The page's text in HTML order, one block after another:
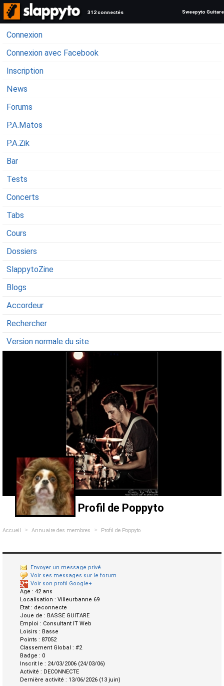
312 connectés Sweepyto Guitare
Connexion
Connexion avec Facebook
Inscription
News
Forums
P.A.Matos
P.A.Zik
Bar
Tests
Concerts
Tabs
Cours
Dossiers
SlappytoZine
Blogs
Accordeur
Rechercher
Version normale du site
Profil de Poppyto
Accueil > Annuaire des membres > Profil de Poppyto
Envoyer un message privé
Voir ses messages sur le forum
Voir son profil Google+
Age : 42 ans
Localisation : Villeurbanne 69
Etat : deconnecte
Joue de : BASSE GUITARE
Emploi : Consultant IT Web
Loisirs : Basse
Points : 87052
Classement Global : #2
Badge : 0
Inscrit le : 24/03/2006 (24/03/06)
Activité : DECONNECTE
Dernière activité : 13/06/2026 (13 juin)